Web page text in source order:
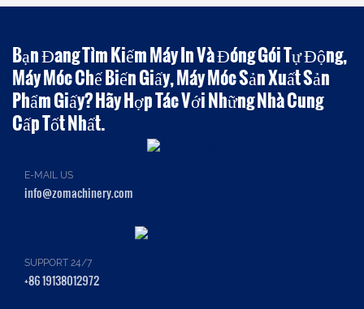
Bạn Đang Tìm Kiếm Máy In Và Đóng Gói Tự Động,
Máy Móc Chế Biến Giấy, Máy Móc Sản Xuất Sản
Phẩm Giấy? Hãy Hợp Tác Với Những Nhà Cung
Cấp Tốt Nhất.
E-MAIL US
info@zomachinery.com
SUPPORT 24/7
+86 19138012972